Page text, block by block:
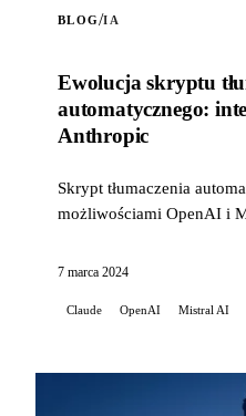
BLOG/IA
Ewolucja skryptu
automatycznego:
Anthropic
Skrypt tłumaczenia
możliwościami OpenAI i
7 marca 2024
Claude OpenAI Mistral AI